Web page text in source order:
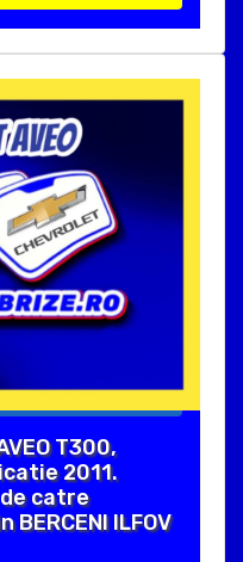
T300,
2011.
catre
ILFOV